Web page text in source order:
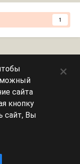
1
сайта
кнопку
сайт, Вы
×